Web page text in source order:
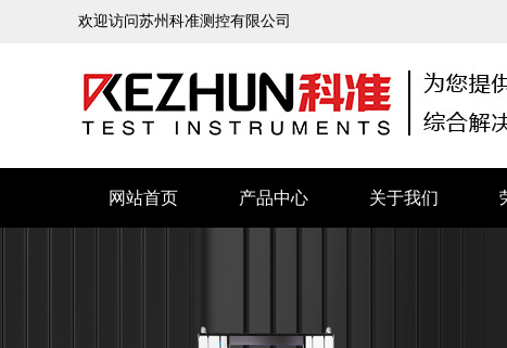
欢迎访问苏州科准测控有限公司
网站首页 产品中心 关于我们